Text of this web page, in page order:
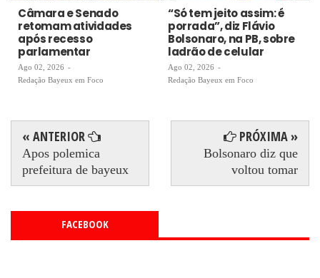
Câmara e Senado
retomam atividades
após recesso
parlamentar
Ago 02, 2026 -
Redação Bayeux em Foco
“Só tem jeito assim: é
porrada”, diz Flávio
Bolsonaro, na PB, sobre
ladrão de celular
Ago 02, 2026 -
Redação Bayeux em Foco
« ANTERIOR
Apos polemica
prefeitura de bayeux
PRÓXIMA »
Bolsonaro diz que
voltou tomar
FACEBOOK